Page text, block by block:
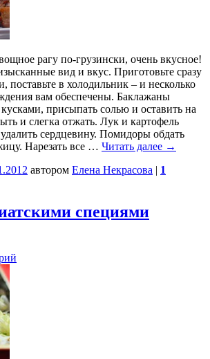
рагу по-грузински, очень вкусное!
вид и вкус. Приготовьте сразу
поставьте в холодильник – и несколько
вам обеспечены. Баклажаны
присыпать солью и оставить на
и слегка отжать. Лук и картофель
сердцевину. Помидоры обдать
Нарезать все … Читать далее →
автором Елена Некрасова | 1
специями